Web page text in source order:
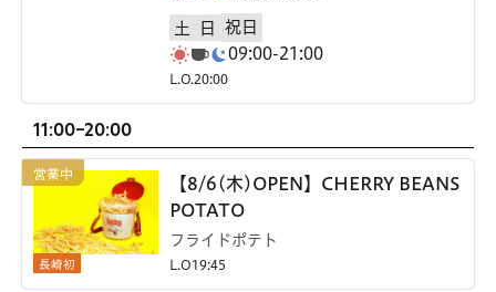
土 日
祝日
09:00-21:00
L.O.20:00
11:00-20:00
長崎初
【8/6(木)OPEN】CHERRY BEANS
POTATO
フライドポテト
L.O19:45